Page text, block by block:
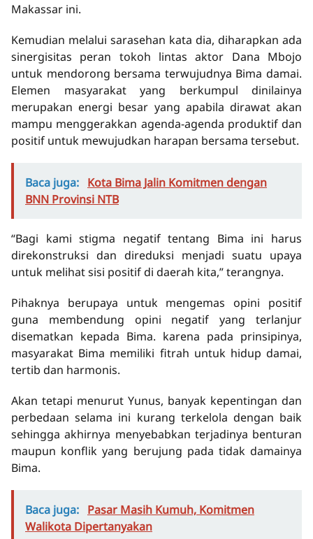
Makassar ini.
Kemudian melalui sarasehan kata dia, diharapkan ada
sinergisitas peran tokoh lintas aktor Dana Mbojo
untuk mendorong bersama terwujudnya Bima damai.
Elemen masyarakat yang berkumpul dinilainya
merupakan energi besar yang apabila dirawat akan
mampu menggerakkan agenda-agenda produktif dan
positif untuk mewujudkan harapan bersama tersebut.
Baca juga: Kota Bima Jalin Komitmen dengan
BNN Provinsi NTB
“Bagi kami stigma negatif tentang Bima ini harus
direkonstruksi dan direduksi menjadi suatu upaya
untuk melihat sisi positif di daerah kita,” terangnya.
Pihaknya berupaya untuk mengemas opini positif
guna membendung opini negatif yang terlanjur
disematkan kepada Bima. karena pada prinsipinya,
masyarakat Bima memiliki fitrah untuk hidup damai,
tertib dan harmonis.
Akan tetapi menurut Yunus, banyak kepentingan dan
perbedaan selama ini kurang terkelola dengan baik
sehingga akhirnya menyebabkan terjadinya benturan
maupun konflik yang berujung pada tidak damainya
Bima.
Baca juga: Pasar Masih Kumuh, Komitmen
Walikota Dipertanyakan